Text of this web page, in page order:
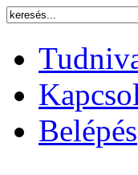
Belépés